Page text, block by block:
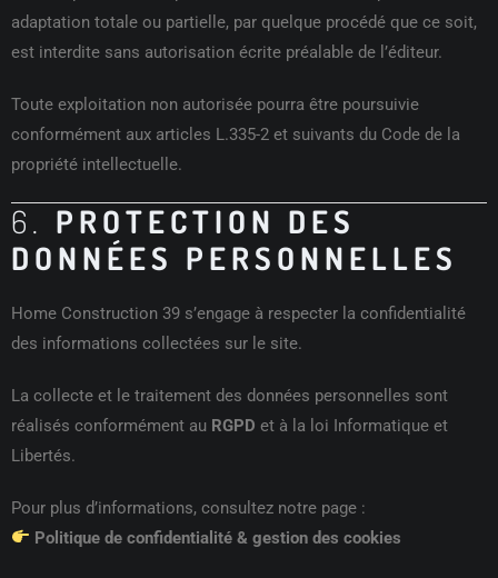
adaptation totale ou partielle, par quelque procédé que ce soit,
est interdite sans autorisation écrite préalable de l’éditeur.
Toute exploitation non autorisée pourra être poursuivie
conformément aux articles L.335-2 et suivants du Code de la
propriété intellectuelle.
6. PROTECTION DES
DONNÉES PERSONNELLES
Home Construction 39 s’engage à respecter la confidentialité
des informations collectées sur le site.
La collecte et le traitement des données personnelles sont
réalisés conformément au RGPD et à la loi Informatique et
Libertés.
Pour plus d’informations, consultez notre page :
Politique de confidentialité & gestion des cookies